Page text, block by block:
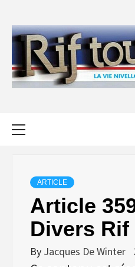
content
ARTICLE
Article
Divers Rif
By Jacques De Winter